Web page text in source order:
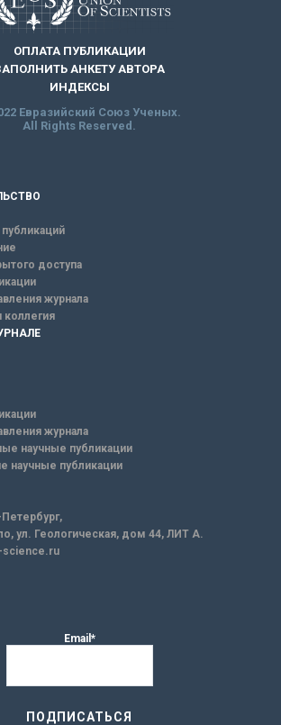
ОПЛАТА ПУБЛИКАЦИИ
АНКЕТУ АВТОРА
ИНДЕКСЫ
Евразийский Союз Ученых.
All Rights Reserved.
доступа
журнала
коллегия
журнала
научные публикации
научные публикации
ул. Геологическая, дом 44, ЛИТ А.
science.ru
Email*